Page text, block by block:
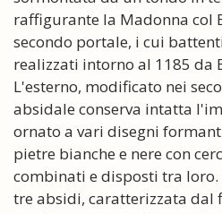
raffigurante la Madonna col
secondo portale, i cui
realizzati intorno al 1185 da
L'esterno, modificato nei
absidale conserva intatta
ornato a vari disegni
pietre bianche e nere con
combinati e disposti tra loro.
tre absidi, caratterizzata dal